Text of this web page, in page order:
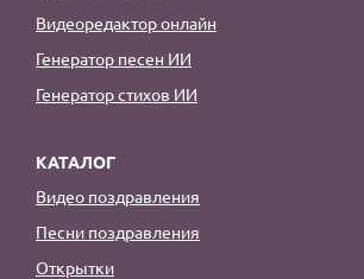
Видеоредактор онлайн
Генератор песен ИИ
Генератор стихов ИИ
КАТАЛОГ
Видео поздравления
Песни поздравления
Открытки